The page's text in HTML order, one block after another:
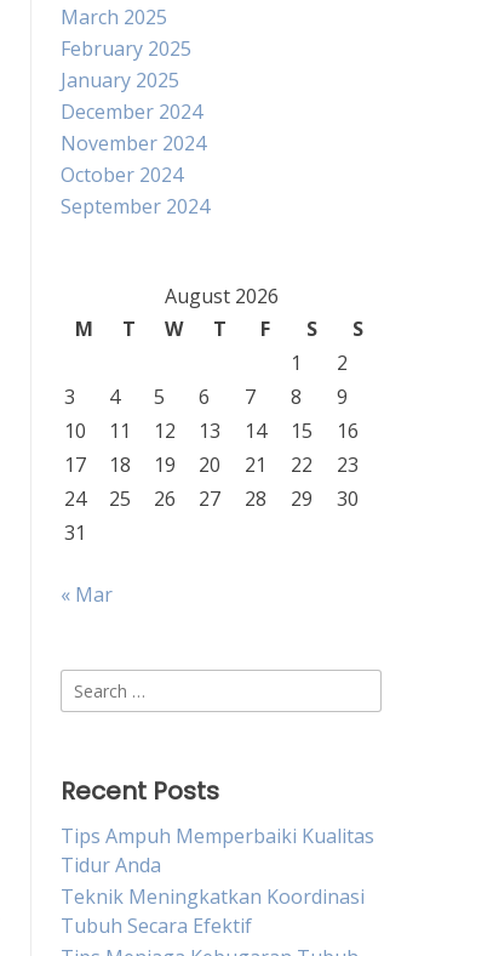
March 2025
February 2025
January 2025
December 2024
November 2024
October 2024
September 2024
August 2026
M
T W T F S
S
1
2
3
4 5 6 7 8
9
10
11 12 13 14 15
16
17
18 19 20 21 22
23
24
25 26 27 28 29
30
31
« Mar
Search
for:
Recent Posts
Tips Ampuh Memperbaiki Kualitas
Tidur Anda
Teknik Meningkatkan Koordinasi
Tubuh Secara Efektif